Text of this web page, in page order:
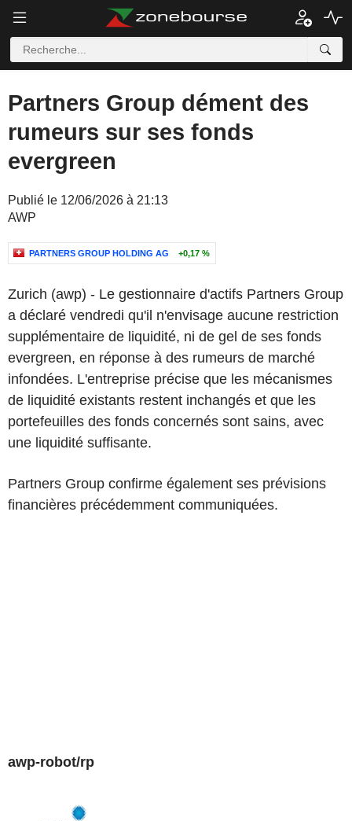
Partners Group dément des
rumeurs sur ses fonds
evergreen
Publié le 12/06/2026 à 21:13
AWP
PARTNERS GROUP HOLDING AG +0,17 %
Zurich (awp) - Le gestionnaire d'actifs Partners Group
a déclaré vendredi qu'il n'envisage aucune restriction
supplémentaire de liquidité, ni de gel de ses fonds
evergreen, en réponse à des rumeurs de marché
infondées. L'entreprise précise que les mécanismes
de liquidité existants restent inchangés et que les
portefeuilles des fonds concernés sont sains, avec
une liquidité suffisante.
Partners Group confirme également ses prévisions
financières précédemment communiquées.
awp-robot/rp